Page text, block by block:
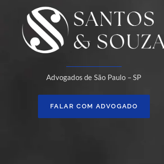
Advogados de São Paulo – SP
FALAR COM ADVOGADO